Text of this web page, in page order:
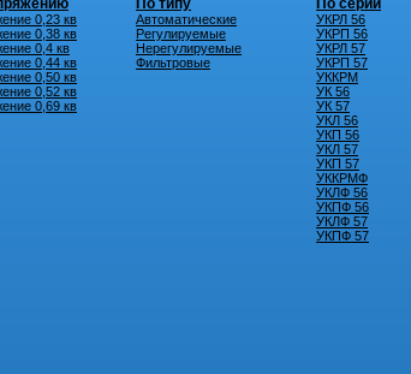
0,23 кв
0,38 кв
0,4 кв
0,44 кв
0,50 кв
0,52 кв
0,69 кв
По типу
Автоматические
Регулируемые
Нерегулируемые
Фильтровые
По серии
УКРЛ 56
УКРП 56
УКРЛ 57
УКРП 57
УККРМ
УК 56
УК 57
УКЛ 56
УКП 56
УКЛ 57
УКП 57
УККРМФ
УКЛФ 56
УКПФ 56
УКЛФ 57
УКПФ 57